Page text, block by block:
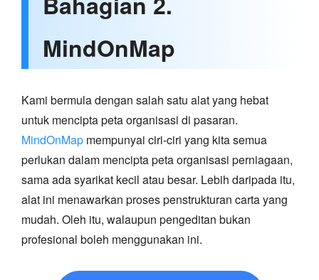
MindOnMap
Kami bermula dengan salah satu alat yang hebat
untuk mencipta peta organisasi di pasaran.
MindOnMap mempunyai ciri-ciri yang kita semua
perlukan dalam mencipta peta organisasi perniagaan,
sama ada syarikat kecil atau besar. Lebih daripada itu,
alat ini menawarkan proses penstrukturan carta yang
mudah. Oleh itu, walaupun pengeditan bukan
profesional boleh menggunakan ini.